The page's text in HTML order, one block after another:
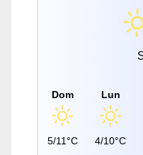
Dom
5/11°C
Lun
4/10°C